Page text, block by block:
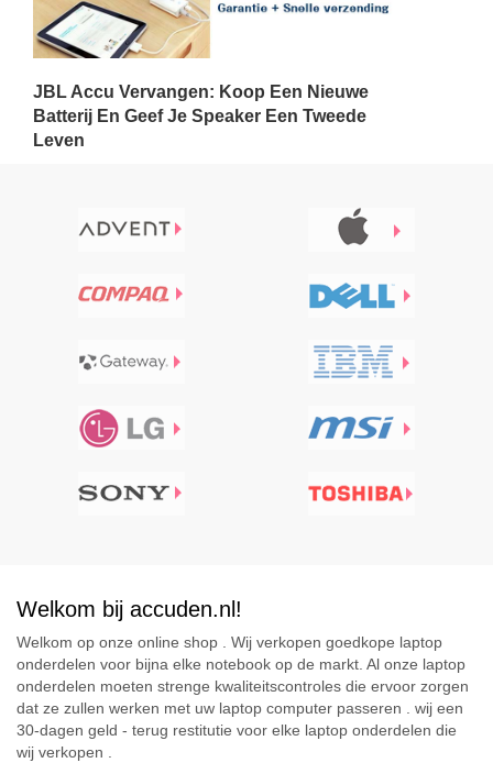
JBL Accu Vervangen: Koop Een Nieuwe
Batterij En Geef Je Speaker Een Tweede
Leven
Welkom bij accuden.nl!
Welkom op onze online shop . Wij verkopen goedkope laptop
onderdelen voor bijna elke notebook op de markt. Al onze laptop
onderdelen moeten strenge kwaliteitscontroles die ervoor zorgen
dat ze zullen werken met uw laptop computer passeren . wij een
30-dagen geld - terug restitutie voor elke laptop onderdelen die
wij verkopen .